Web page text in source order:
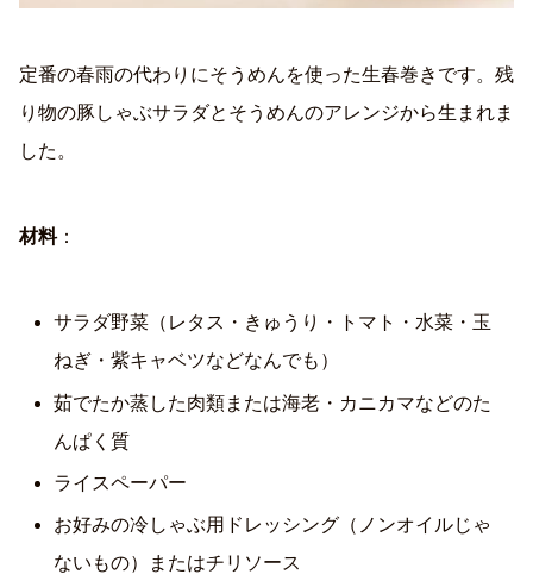
定番の春雨の代わりにそうめんを使った生春巻きです。残
り物の豚しゃぶサラダとそうめんのアレンジから生まれま
した。
材料：
サラダ野菜（レタス・きゅうり・トマト・水菜・玉
ねぎ・紫キャベツなどなんでも）
茹でたか蒸した肉類または海老・カニカマなどのた
んぱく質
ライスペーパー
お好みの冷しゃぶ用ドレッシング（ノンオイルじゃ
ないもの）またはチリソース